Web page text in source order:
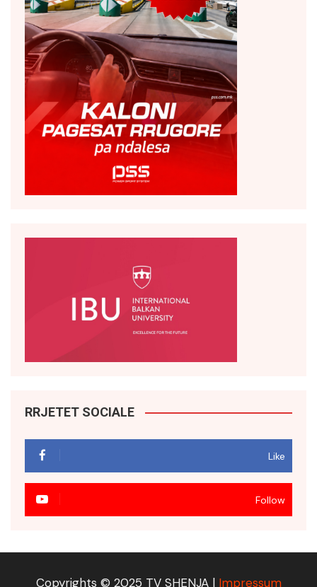
RRJETET SOCIALE
Like
Follow
Copyrights © 2025 TV SHENJA | Impressum